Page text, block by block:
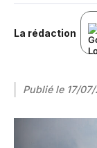
La rédaction
Publié le 17/